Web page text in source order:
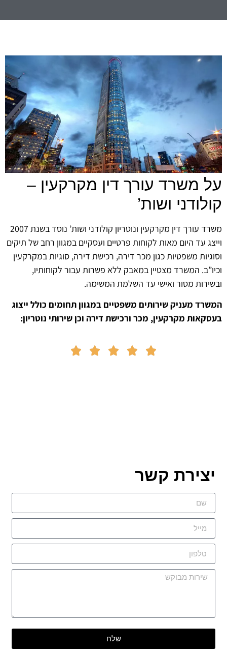
על משרד עורך דין מקרקעין –
קולודני ושות’
משרד עורך דין מקרקעין ונוטריון קולודני ושות’ נוסד בשנת 2007
וייצג עד היום מאות לקוחות פרטיים ועסקיים במגוון רחב של תיקים
וסוגיות משפטיות כגון מכר דירה, רכישת דירה, סוגיות במקרקעין
וכיו”ב. המשרד מצטיין במאבק ללא פשרות עבור לקוחותיו,
ובשירות מסור ואישי עד השלמת המשימה.
המשרד מעניק שירותים משפטיים במגוון תחומים כולל ייצוג
בעסקאות מקרקעין, מכר ורכישת דירה וכן שירותי נוטריון:





יצירת קשר
שלח